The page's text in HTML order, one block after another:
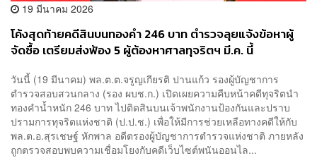
19 มีนาคม 2026
โค้งสุดท้ายคดีสินบนทองคำ 246 บาท ตำรวจลุยแจ้งข้อหาผู้
จัดซื้อ เตรียมส่งฟ้อง 5 ผู้ต้องหาศาลทุจริตฯ มี.ค. นี้
วันนี้ (19 มีนาคม) พล.ต.ต.จรูญเกียรติ ปานแก้ว รองผู้บัญชาการ
ตำรวจสอบสวนกลาง (รอง ผบช.ก.) เปิดเผยความคืบหน้าคดีทุจริตนำ
ทองคำน้ำหนัก 246 บาท ไปติดสินบนเจ้าพนักงานป้องกันและปราบ
ปรามการทุจริตแห่งชาติ (ป.ป.ช.) เพื่อให้มีการช่วยเหลือทางคดีให้กับ
พล.ต.อ.สุรเชษฐ์ หักพาล อดีตรองผู้บัญชาการตำรวจแห่งชาติ ภายหลัง
ถูกตรวจสอบพบความเชื่อมโยงกับคดีเว็บไซต์พนันออนไล...